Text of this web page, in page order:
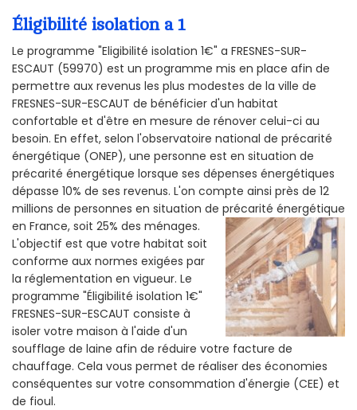
Éligibilité isolation a 1
Le programme "Eligibilité isolation 1€" a FRESNES-SUR-
ESCAUT (59970) est un programme mis en place afin de
permettre aux revenus les plus modestes de la ville de
FRESNES-SUR-ESCAUT de bénéficier d'un habitat
confortable et d'être en mesure de rénover celui-ci au
besoin. En effet, selon l'observatoire national de précarité
énergétique (ONEP), une personne est en situation de
précarité énergétique lorsque ses dépenses énergétiques
dépasse 10% de ses revenus. L'on compte ainsi près de 12
millions de personnes en situation de précarité énergétique
en France, soit 25% des ménages.
L'objectif est que votre habitat soit
conforme aux normes exigées par
la réglementation en vigueur. Le
programme "Éligibilité isolation 1€"
FRESNES-SUR-ESCAUT consiste à
isoler votre maison à l'aide d'un
soufflage de laine afin de réduire votre facture de
chauffage. Cela vous permet de réaliser des économies
conséquentes sur votre consommation d'énergie (CEE) et
de fioul.